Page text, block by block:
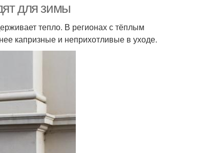
для зимы
тепло. В регионах с тёплым
капризные и неприхотливые в уходе.